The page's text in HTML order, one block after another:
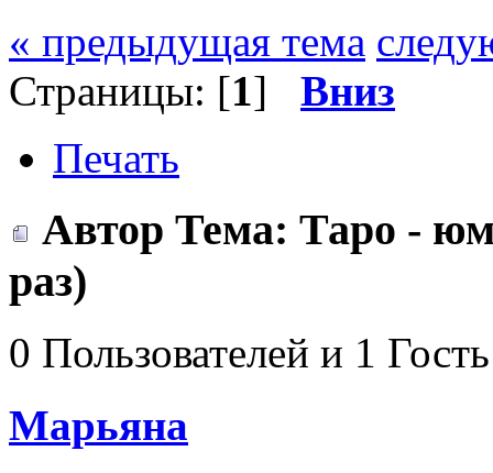
« предыдущая тема
Страницы: [1] Вниз
Печать
Автор Тема: Таро -
раз)
0 Пользователей и 1
Марьяна